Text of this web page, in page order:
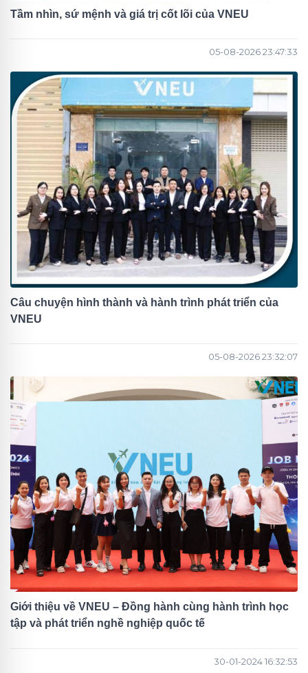
Tầm nhìn, sứ mệnh và giá trị cốt lõi của VNEU
05-08-2026 23:47:33
Câu chuyện hình thành và hành trình phát triển của
VNEU
05-08-2026 23:32:07
Giới thiệu về VNEU – Đồng hành cùng hành trình học
tập và phát triển nghề nghiệp quốc tế
30-01-2024 16:32:53